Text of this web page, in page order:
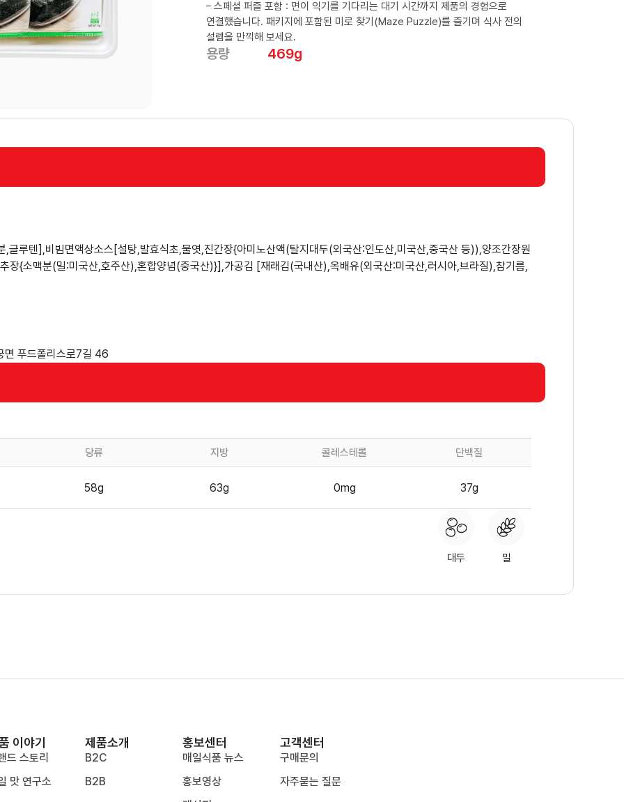
469g
– 스페셜 퍼즐 포함 : 면이 익기를 기다리는 대기 시간까지 제품의 경험으로
연결했습니다. 패키지에 포함된 미로 찾기(Maze Puzzle)를 즐기며 식사 전의
설렘을 만끽해 보세요.
용량
글루텐],비빔면액상소스[설탕,발효식초,물엿,진간장{아미노산액(탈지대두(외국산:인도산,미국산,중국산 등)),양조간장원
장{소맥분(밀:미국산,호주산),혼합양념(중국산)}],가공김 [재래김(국내산),옥배유(외국산:미국산,러시아,브라질),참기름,
면 푸드폴리스로7길 46
당류 지방 콜레스테롤 단백질
58g 63g 0mg 37g
대두 밀
이야기
드 스토리
맛 연구소
제품소개
B2C
B2B
홍보센터
매일식품 뉴스
홍보영상
고객센터
구매문의
자주묻는 질문